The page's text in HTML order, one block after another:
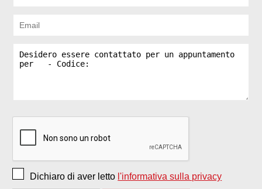
Dichiaro di aver letto l'informativa sulla privacy